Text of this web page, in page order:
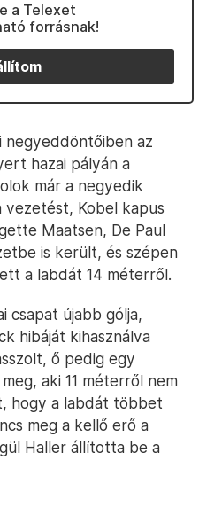
a Telexet
forrásnak!
negyeddöntőiben az
hazai pályán a
már a negyedik
Kobel kapus
Maatsen, De Paul
is került, és szépen
a labdát 14 méterről.
csapat újabb gólja,
hibáját kihasználva
ő pedig egy
aki 11 méterről nem
hogy a labdát többet
meg a kellő erő a
Haller állította be a